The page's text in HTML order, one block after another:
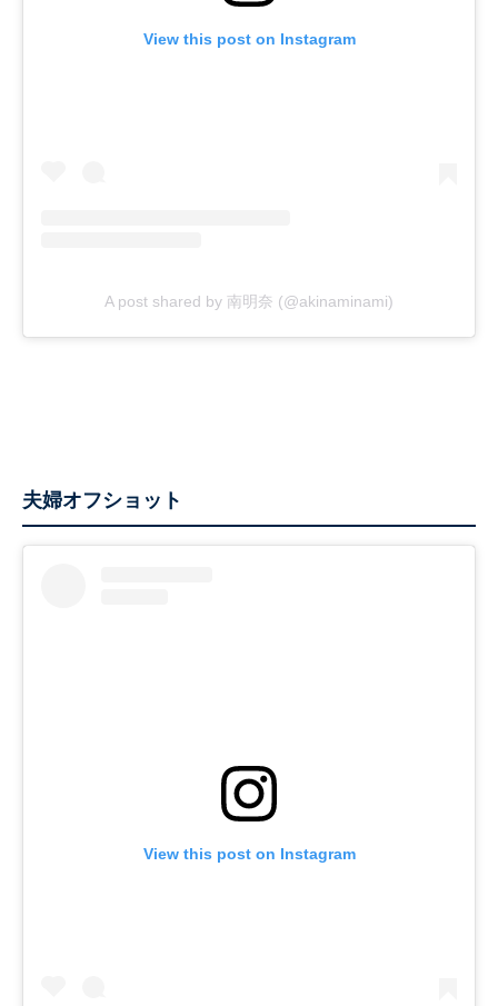
View this post on Instagram
A post shared by 南明奈 (@akinaminami)
夫婦オフショット
View this post on Instagram